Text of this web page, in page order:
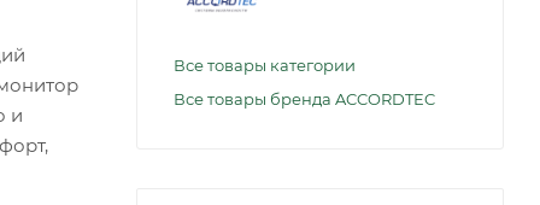
и
Все товары категории
Все товары бренда ACCORDTEC